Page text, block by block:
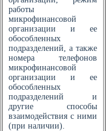
работы
микрофинансовой
организации и ее
обособленных
подразделений, а также
номера телефонов
микрофинансовой
организации и ее
обособленных
подразделений и
другие способы
взаимодействия с ними
(при наличии).